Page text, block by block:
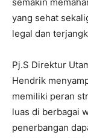
yang sehat
legal dan
Pj.S Direktur
Hendrik
memiliki peran
luas di berbagai
penerbangan